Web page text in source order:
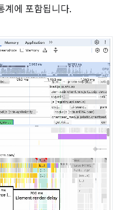
계에 포함됩니다.